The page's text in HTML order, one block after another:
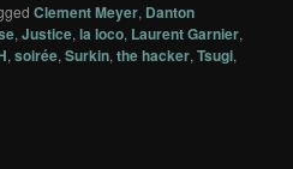
Clement Meyer, Danton
,Justice,la loco, Laurent Garnier,
,soirée,Surkin,the hacker,Tsugi,